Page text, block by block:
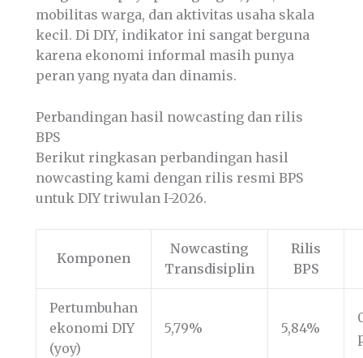
mobilitas warga, dan aktivitas usaha skala
kecil. Di DIY, indikator ini sangat berguna
karena ekonomi informal masih punya
peran yang nyata dan dinamis.
Perbandingan hasil nowcasting dan rilis
BPS
Berikut ringkasan perbandingan hasil
nowcasting kami dengan rilis resmi BPS
untuk DIY triwulan I-2026.
Komponen
Nowcasting
Transdisiplin
Rilis
BPS
Pertumbuhan
ekonomi DIY
(yoy)
5,79% 5,84%